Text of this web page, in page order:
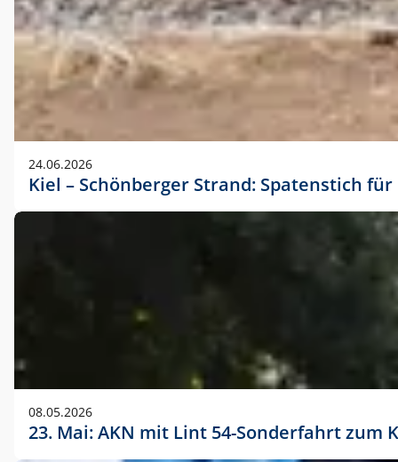
24.06.2026
Kiel – Schönberger Strand: Spatenstich
08.05.2026
23. Mai: AKN mit Lint 54-Sonderfahrt